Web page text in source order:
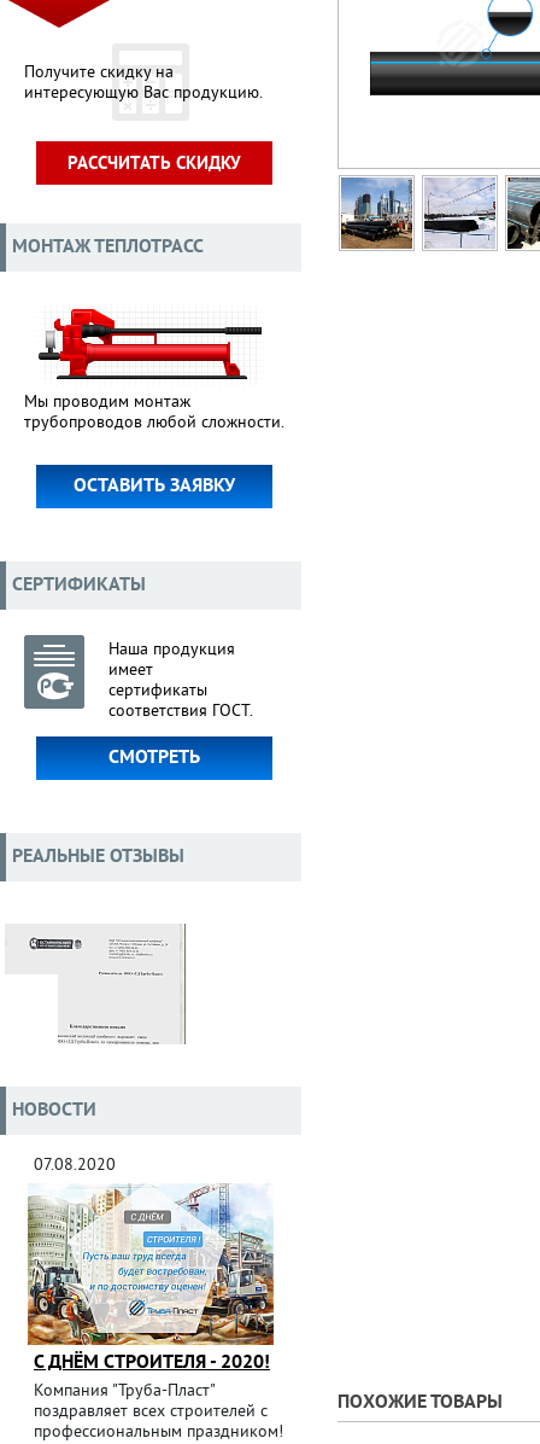
ПОХОЖИЕ ТОВАРЫ
Получите скидку на
интересующую Вас продукцию.
РАССЧИТАТЬ СКИДКУ
МОНТАЖ ТЕПЛОТРАСС
Мы проводим монтаж
трубопроводов любой сложности.
ОСТАВИТЬ ЗАЯВКУ
СЕРТИФИКАТЫ
Наша продукция
имеет
сертификаты
соответствия ГОСТ.
СМОТРЕТЬ
РЕАЛЬНЫЕ ОТЗЫВЫ
НОВОСТИ
07.08.2020
С ДНЁМ СТРОИТЕЛЯ - 2020!
Компания "Труба-Пласт"
поздравляет всех строителей с
профессиональным праздником!